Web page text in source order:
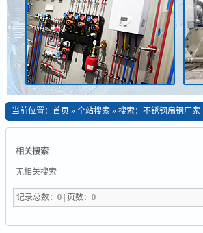
当前位置：首页 »全站搜索 » 搜索：不锈钢扁钢厂家
相关搜索
无相关搜索
记录总数：0 | 页数：0